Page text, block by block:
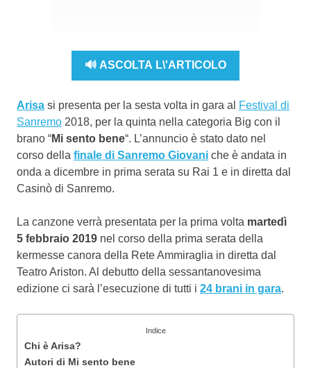
🔊 ASCOLTA L\'ARTICOLO
Arisa si presenta per la sesta volta in gara al
Festival di
Sanremo 2018, per la quinta nella categoria Big con il
brano “Mi sento bene“. L’annuncio è stato dato nel
corso della finale di Sanremo Giovani che è andata in
onda a dicembre in prima serata su Rai 1 e in diretta dal
Casinò di Sanremo.
La canzone verrà presentata per la prima volta martedì
5 febbraio 2019 nel corso della prima serata della
kermesse canora della Rete Ammiraglia in diretta dal
Teatro Ariston. Al debutto della sessantanovesima
edizione ci sarà l’esecuzione di tutti i 24 brani in gara.
Indice
Chi è Arisa?
Autori di Mi sento bene